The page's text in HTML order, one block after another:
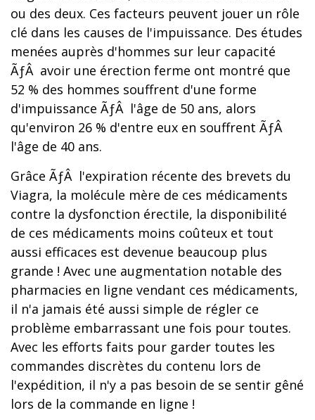
ou des deux. Ces facteurs peuvent jouer un rôle
clé dans les causes de l'impuissance. Des études
menées auprès d'hommes sur leur capacité
ÃƒÂ avoir une érection ferme ont montré que
52 % des hommes souffrent d'une forme
d'impuissance ÃƒÂ l'âge de 50 ans, alors
qu'environ 26 % d'entre eux en souffrent ÃƒÂ
l'âge de 40 ans.
Grâce ÃƒÂ l'expiration récente des brevets du
Viagra, la molécule mère de ces médicaments
contre la dysfonction érectile, la disponibilité
de ces médicaments moins coûteux et tout
aussi efficaces est devenue beaucoup plus
grande ! Avec une augmentation notable des
pharmacies en ligne vendant ces médicaments,
il n'a jamais été aussi simple de régler ce
problème embarrassant une fois pour toutes.
Avec les efforts faits pour garder toutes les
commandes discrètes du contenu lors de
l'expédition, il n'y a pas besoin de se sentir gêné
lors de la commande en ligne !